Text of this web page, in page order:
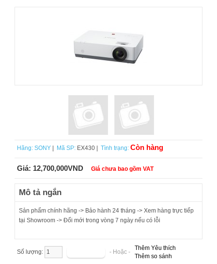
Hãng: SONY Mã SP: EX430 | Tình trạng: Còn hàng
Giá: 12,700,000VND Giá chưa bao gồm VAT
Mô tả ngắn
Sản phẩm chính hãng -> Bảo hành 24 tháng -> Xem hàng trực tiếp
tại Showroom -> Đổi mới trong vòng 7 ngày nếu có lỗi
Số lượng: - Hoặc -
Thêm Yêu thích
Thêm so sánh